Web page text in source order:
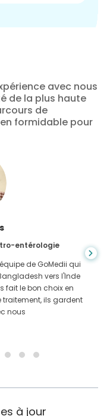
avec nous
de la plus haute
de
formidable pour
de rein
en mesure de
pour mon
rencontré GoMedii
contactés.
à jour